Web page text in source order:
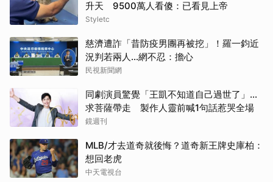
升天 9500萬人看傻：已看見上帝
Styletc
慈濟遭詐「昔防疫男團再被挖」！羅一鈞近
況判若兩人…網不忍：擔心
民視新聞網
同劇演員驚覺「王凱不知道自己過世了」...
求菩薩帶走 製作人靈前喊1句話惹哭全場
鏡週刊
MLB/才去道奇就後悔？道奇新王牌史庫柏：
想回老虎
中天電視台